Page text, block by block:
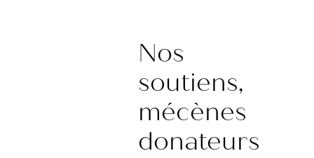
Nos
soutiens,
mécènes
donateurs